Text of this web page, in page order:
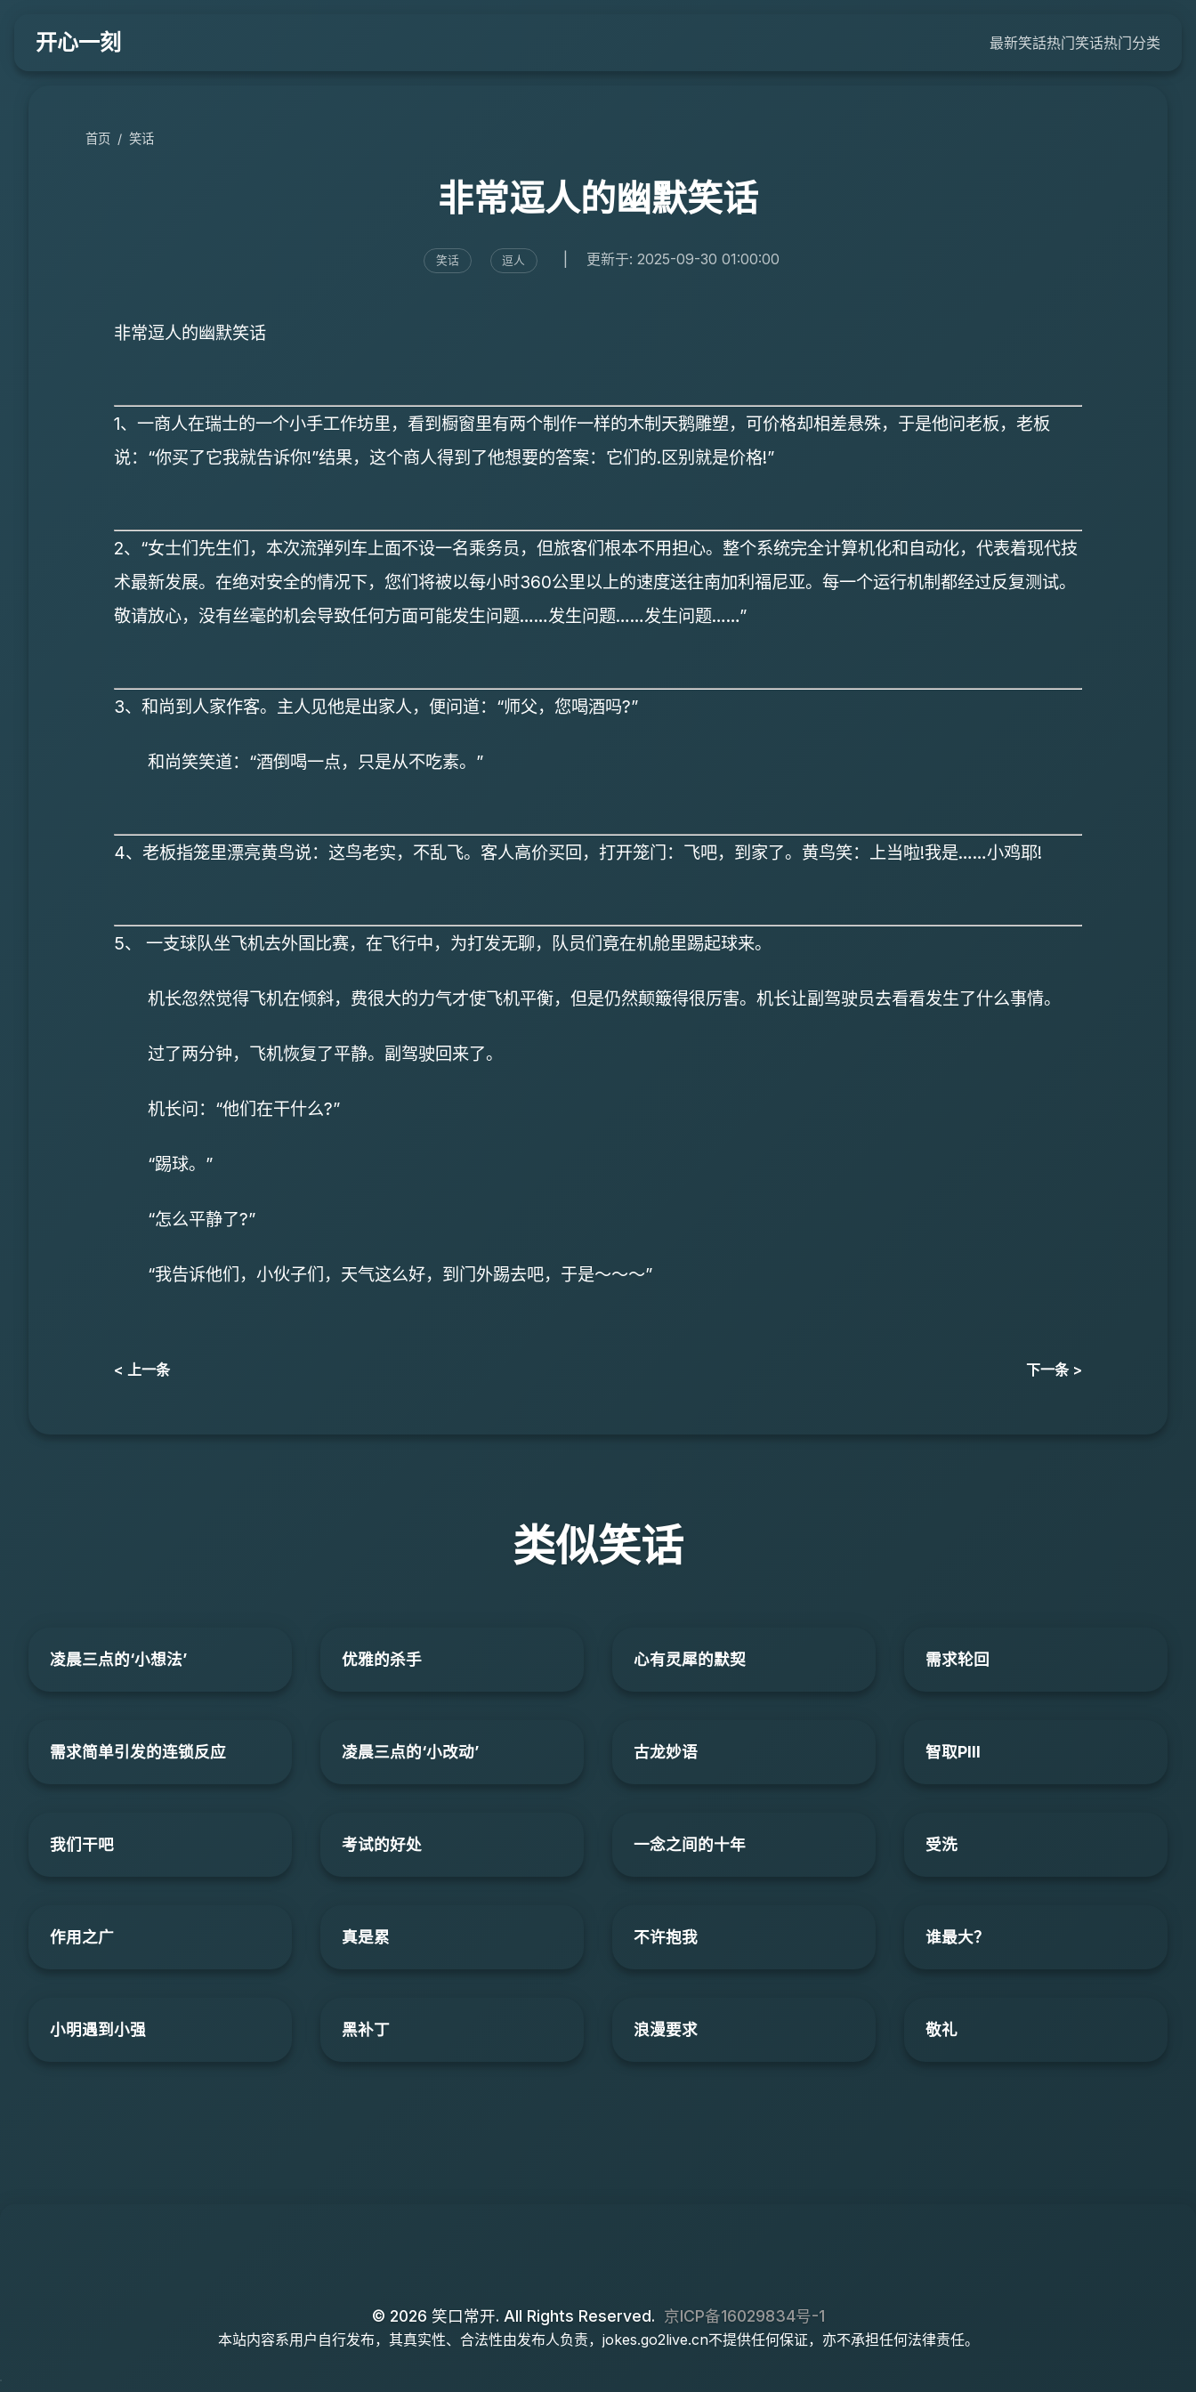
开心一刻 最新笑話热门笑话热门分类
首页 / 笑话
非常逗人的幽默笑话
笑话 逗人 更新于: 2025-09-30 01:00:00
非常逗人的幽默笑话
1、一商人在瑞士的一个小手工作坊里，看到橱窗里有两个制作一样的木制天鹅雕塑，可价格却相差悬殊，于是他问老板，老板
说：“你买了它我就告诉你!”结果，这个商人得到了他想要的答案：它们的.区别就是价格!”
2、“女士们先生们，本次流弹列车上面不设一名乘务员，但旅客们根本不用担心。整个系统完全计算机化和自动化，代表着现代技
术最新发展。在绝对安全的情况下，您们将被以每小时360公里以上的速度送往南加利福尼亚。每一个运行机制都经过反复测试。
敬请放心，没有丝毫的机会导致任何方面可能发生问题……发生问题……发生问题……”
3、和尚到人家作客。主人见他是出家人，便问道：“师父，您喝酒吗?”
和尚笑笑道：“酒倒喝一点，只是从不吃素。”
4、老板指笼里漂亮黄鸟说：这鸟老实，不乱飞。客人高价买回，打开笼门：飞吧，到家了。黄鸟笑：上当啦!我是……小鸡耶!
5、 一支球队坐飞机去外国比赛，在飞行中，为打发无聊，队员们竟在机舱里踢起球来。
机长忽然觉得飞机在倾斜，费很大的力气才使飞机平衡，但是仍然颠簸得很厉害。机长让副驾驶员去看看发生了什么事情。
过了两分钟，飞机恢复了平静。副驾驶回来了。
机长问：“他们在干什么?”
“踢球。”
“怎么平静了?”
“我告诉他们，小伙子们，天气这么好，到门外踢去吧，于是～～～”
< 上一条 下一条 >
类似笑话
凌晨三点的‘小想法’ 优雅的杀手 心有灵犀的默契 需求轮回
需求简单引发的连锁反应 凌晨三点的‘小改动’ 古龙妙语 智取PIII
我们干吧 考试的好处 一念之间的十年 受洗
作用之广 真是累 不许抱我 谁最大？
小明遇到小强 黑补丁 浪漫要求 敬礼
© 2026 笑口常开. All Rights Reserved. 京ICP备16029834号-1
本站内容系用户自行发布，其真实性、合法性由发布人负责，jokes.go2live.cn不提供任何保证，亦不承担任何法律责任。